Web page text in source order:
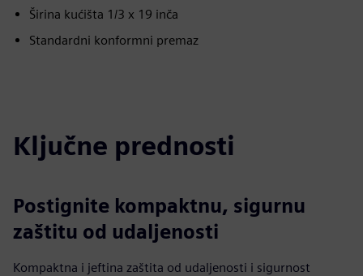
Širina kućišta 1/3 x 19 inča
Standardni konformni premaz
Ključne prednosti
Postignite kompaktnu, sigurnu
zaštitu od udaljenosti
Kompaktna i jeftina zaštita od udaljenosti i sigurnost